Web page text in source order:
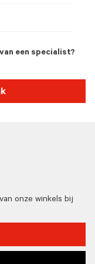
een specialist?
onze winkels bij